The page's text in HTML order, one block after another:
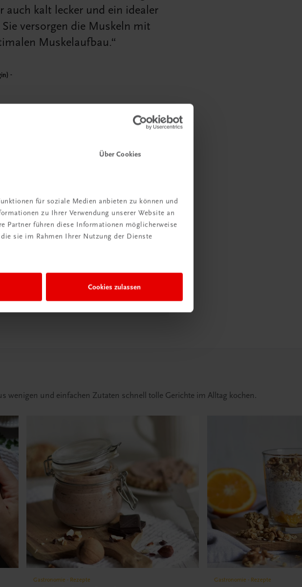
Über Cookies
für soziale Medien anbieten zu können und
zu Ihrer Verwendung unserer Website an
Partner führen diese Informationen möglicherweise
sie im Rahmen Ihrer Nutzung der Dienste
Cookies zulassen
kalt lecker und ein idealer
versorgen die Muskeln mit
Muskelaufbau.
gesund?!
In den Warenkorb
wenigen und einfachen Zutaten schnell tolle Gerichte im Alltag kochen.
Gastronomie - Rezepte Gastronomie - Rezepte